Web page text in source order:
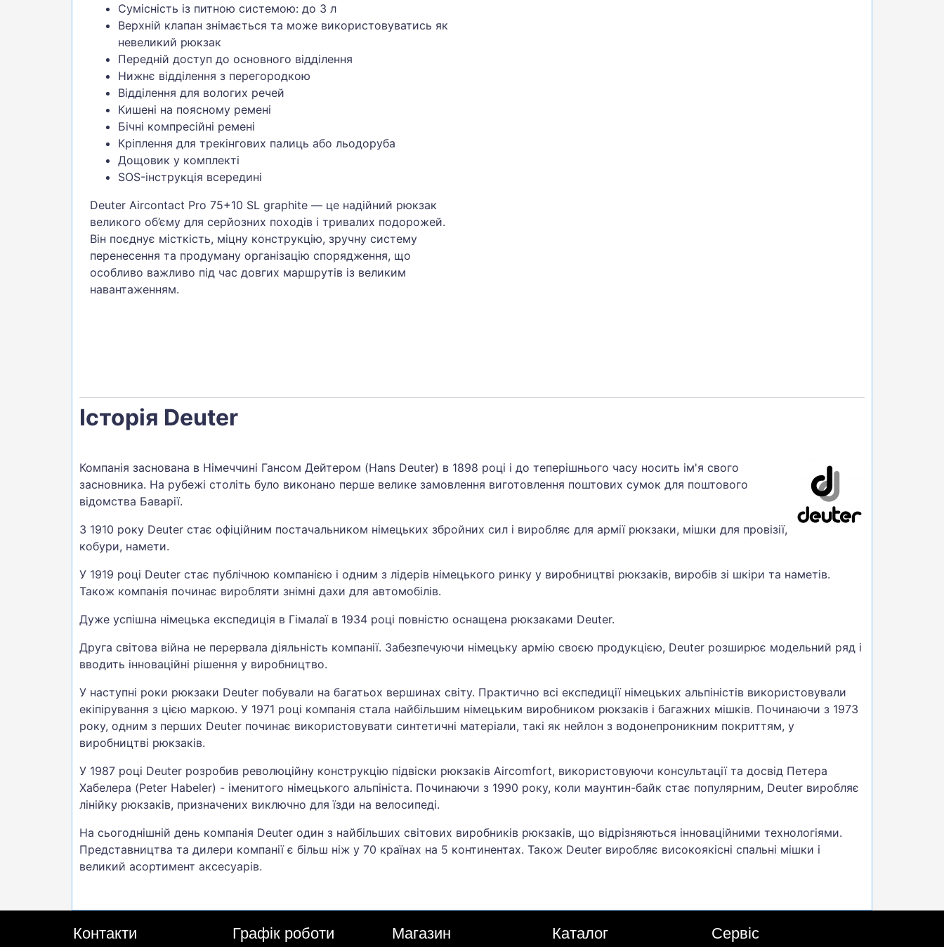
Сумісність із питною системою: до 3 л
Верхній клапан знімається та може використовуватись як
невеликий рюкзак
Передній доступ до основного відділення
Нижнє відділення з перегородкою
Відділення для вологих речей
Кишені на поясному ремені
Бічні компресійні ремені
Кріплення для трекінгових палиць або льодоруба
Дощовик у комплекті
SOS-інструкція всередині
Deuter Aircontact Pro 75+10 SL graphite — це надійний рюкзак
великого об’єму для серйозних походів і тривалих подорожей.
Він поєднує місткість, міцну конструкцію, зручну систему
перенесення та продуману організацію спорядження, що
особливо важливо під час довгих маршрутів із великим
навантаженням.
Історія Deuter
Компанія заснована в Німеччині Гансом Дейтером (Hans Deuter) в 1898 році і до теперішнього часу носить ім'я свого
засновника. На рубежі століть було виконано перше велике замовлення виготовлення поштових сумок для поштового
відомства Баварії.
З 1910 року Deuter стає офіційним постачальником німецьких збройних сил і виробляє для армії рюкзаки, мішки для провізії,
кобури, намети.
У 1919 році Deuter стає публічною компанією і одним з лідерів німецького ринку у виробництві рюкзаків, виробів зі шкіри та наметів.
Також компанія починає виробляти знімні дахи для автомобілів.
Дуже успішна німецька експедиція в Гімалаї в 1934 році повністю оснащена рюкзаками Deuter.
Друга світова війна не перервала діяльність компанії. Забезпечуючи німецьку армію своєю продукцією, Deuter розширює модельний ряд і
вводить інноваційні рішення у виробництво.
У наступні роки рюкзаки Deuter побували на багатьох вершинах світу. Практично всі експедиції німецьких альпіністів використовували
екіпірування з цією маркою. У 1971 році компанія стала найбільшим німецьким виробником рюкзаків і багажних мішків. Починаючи з 1973
року, одним з перших Deuter починає використовувати синтетичні матеріали, такі як нейлон з водонепроникним покриттям, у
виробництві рюкзаків.
У 1987 році Deuter розробив революційну конструкцію підвіски рюкзаків Aircomfort, використовуючи консультації та досвід Петера
Хабелера (Peter Habeler) - іменитого німецького альпініста. Починаючи з 1990 року, коли маунтин-байк стає популярним, Deuter виробляє
лінійку рюкзаків, призначених виключно для їзди на велосипеді.
На сьогоднішній день компанія Deuter один з найбільших світових виробників рюкзаків, що відрізняються інноваційними технологіями.
Представництва та дилери компанії є більш ніж у 70 країнах на 5 континентах. Також Deuter виробляє високоякісні спальні мішки і
великий асортимент аксесуарів.
Контакти Графік роботи Магазин Каталог Сервіс